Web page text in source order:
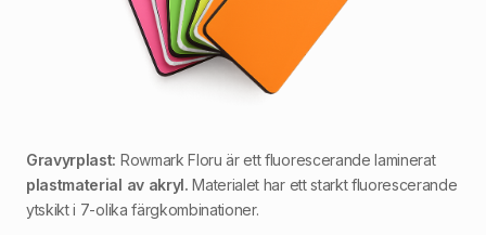
Gravyrplast: Rowmark Floru är ett fluorescerande laminerat
plastmaterial av akryl. Materialet har ett starkt fluorescerande
ytskikt i 7-olika färgkombinationer.